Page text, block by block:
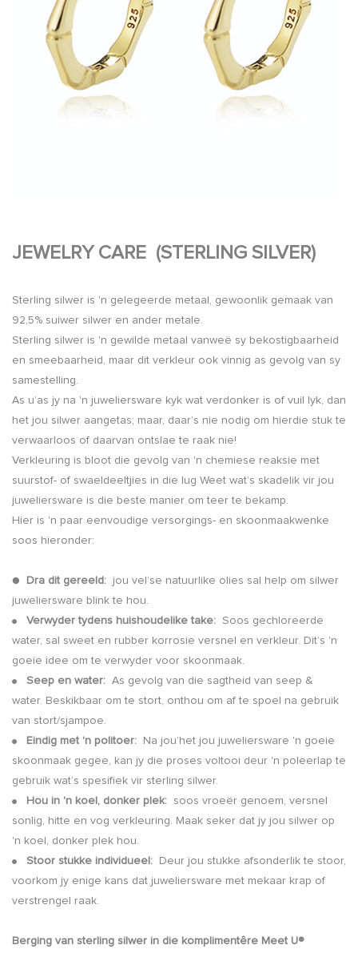
JEWELRY CARE (STERLING SILVER)
Sterling silwer is 'n gelegeerde metaal, gewoonlik gemaak van
92,5% suiwer silwer en ander metale.
Sterling silwer is 'n gewilde metaal vanweë sy bekostigbaarheid
en smeebaarheid, maar dit verkleur ook vinnig as gevolg van sy
samestelling.
As u’as jy na 'n juweliersware kyk wat verdonker is of vuil lyk, dan
het jou silwer aangetas; maar, daar’s nie nodig om hierdie stuk te
verwaarloos of daarvan ontslae te raak nie!
Verkleuring is bloot die gevolg van 'n chemiese reaksie met
suurstof- of swaeldeeltjies in die lug Weet wat’s skadelik vir jou
juweliersware is die beste manier om teer te bekamp.
Hier is 'n paar eenvoudige versorgings- en skoonmaakwenke
soos hieronder:
● Dra dit gereeld:
jou vel’se natuurlike olies sal help om silwer
juweliersware blink te hou.
● Verwyder tydens huishoudelike take: Soos gechloreerde
water, sal sweet en rubber korrosie versnel en verkleur. Dit’s 'n
goeie idee om te verwyder voor skoonmaak.
● Seep en water: As gevolg van die sagtheid van seep &
water. Beskikbaar om te stort, onthou om af te spoel na gebruik
van stort/sjampoe.
● Eindig met 'n politoer:
Na jou’het jou juweliersware 'n goeie
skoonmaak gegee, kan jy die proses voltooi deur 'n poleerlap te
gebruik wat’s spesifiek vir sterling silwer.
● Hou in 'n koel, donker plek:
soos vroeër genoem, versnel
sonlig, hitte en vog verkleuring. Maak seker dat jy jou silwer op
'n koel, donker plek hou.
● Stoor stukke individueel:
Deur jou stukke afsonderlik te stoor,
voorkom jy enige kans dat juweliersware met mekaar krap of
verstrengel raak.
Berging van sterling silwer in die komplimentêre Meet U®